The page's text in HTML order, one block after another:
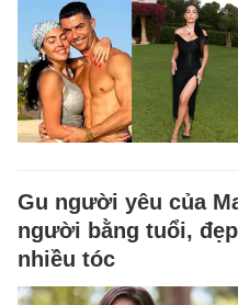
Gu người yêu của
người bằng tuổi,
nhiều tóc